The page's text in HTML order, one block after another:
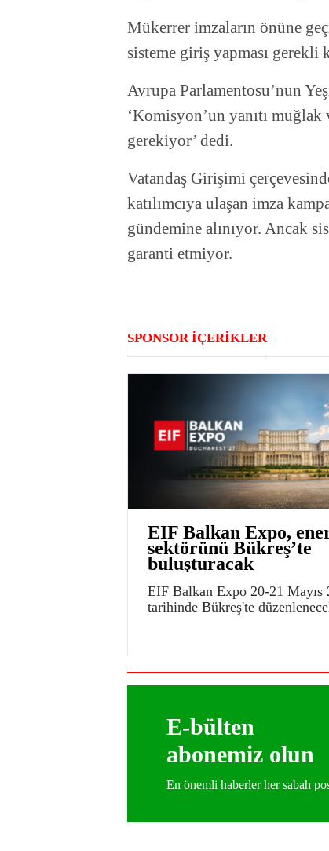
Mükerrer imzaların önüne
sisteme giriş yapması gerekli
Avrupa Parlamentosu’nun
‘Komisyon’un yanıtı
gerekiyor’ dedi.
Vatandaş Girişimi
katılımcıya ulaşan imza
gündemine alınıyor. Ancak
garanti etmiyor.
SPONSOR İÇERİKLER
EIF Balkan Expo,
sektörünü Bükreş’te
buluşturacak
EIF Balkan Expo 20-21 Mayıs
tarihinde Bükreş'te
E-bülten
abonemiz olun
En önemli haberler her sabah